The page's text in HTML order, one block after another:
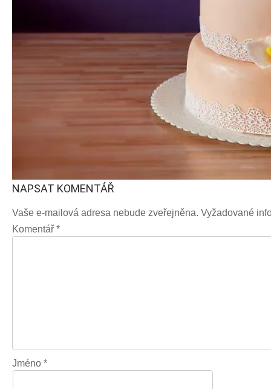
NAPSAT KOMENTÁŘ
Vaše e-mailová adresa nebude zveřejněna. Vyžadované
Komentář *
Jméno *